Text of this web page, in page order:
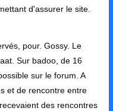
d'assurer le site.
pour. Gossy. Le
Sur badoo, de 16
sur le forum. A
et de rencontre entre
des rencontres